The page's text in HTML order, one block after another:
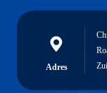
Adres